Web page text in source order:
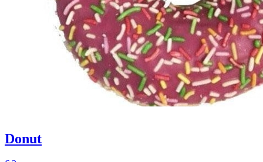
Donut